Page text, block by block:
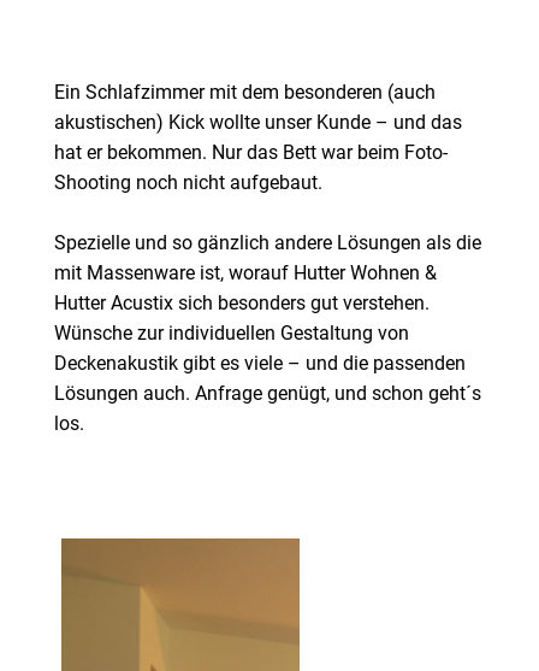
Ein Schlafzimmer mit dem besonderen (auch
akustischen) Kick wollte unser Kunde – und das
hat er bekommen. Nur das Bett war beim Foto-
Shooting noch nicht aufgebaut.
Spezielle und so gänzlich andere Lösungen als die
mit Massenware ist, worauf Hutter Wohnen &
Hutter Acustix sich besonders gut verstehen.
Wünsche zur individuellen Gestaltung von
Deckenakustik gibt es viele – und die passenden
Lösungen auch. Anfrage genügt, und schon geht´s
los.